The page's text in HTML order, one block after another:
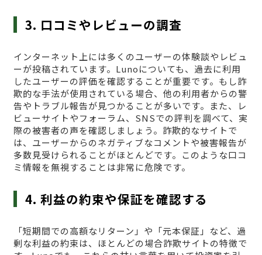
3. 口コミやレビューの調査
インターネット上には多くのユーザーの体験談やレビュ
ーが投稿されています。Lunoについても、過去に利用
したユーザーの評価を確認することが重要です。もし詐
欺的な手法が使用されている場合、他の利用者からの警
告やトラブル報告が見つかることが多いです。また、レ
ビューサイトやフォーラム、SNSでの評判を調べて、実
際の被害者の声を確認しましょう。詐欺的なサイトで
は、ユーザーからのネガティブなコメントや被害報告が
多数見受けられることがほとんどです。このような口コ
ミ情報を無視することは非常に危険です。
4. 利益の約束や保証を確認する
「短期間での高額なリターン」や「元本保証」など、過
剰な利益の約束は、ほとんどの場合詐欺サイトの特徴で